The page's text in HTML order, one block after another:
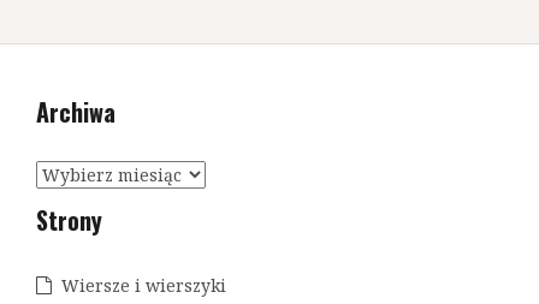
w
gArchiwa
A
c
i
Strony
Wiersze i wierszyki